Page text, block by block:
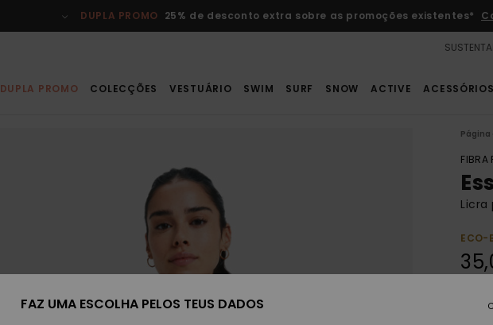
DUPLA PROMO 25% de desconto extra sobre as promoções existentes*
DUPLA PROMO COLECÇÕES VESTUÁRIO SWIM SURF SNOW ACTIVE ACESSÓRIOS
Página
FIBRA
ECO-
FAZ UMA ESCOLHA PELOS TEUS DADOS